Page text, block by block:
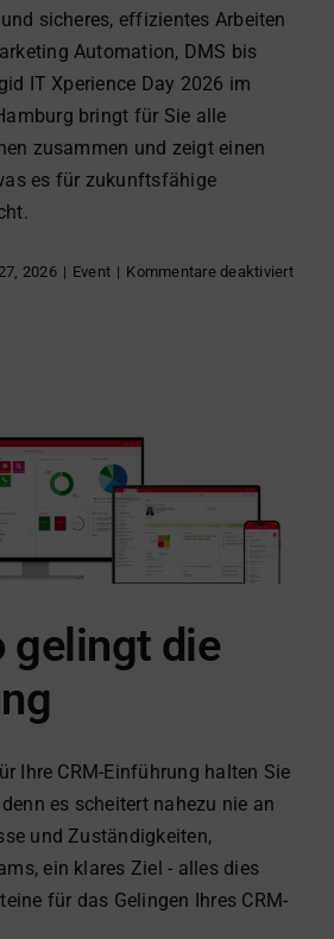
sicheres, effizientes Arbeiten
Automation, DMS bis
IT Xperience Day 2026 im
bringt für Sie alle
zusammen und zeigt einen
es für zukunftsfähige
2026 | Event | Kommentare deaktiviertfür
gelingt die
Ihre CRM-Einführung halten Sie
es scheitert nahezu nie an
und Zuständigkeiten,
ein klares Ziel - alles dies
für das Gelingen Ihres CRM-